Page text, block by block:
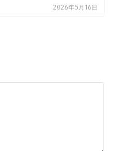
2026年5月16日